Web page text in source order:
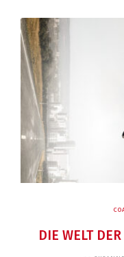
DIE WELT